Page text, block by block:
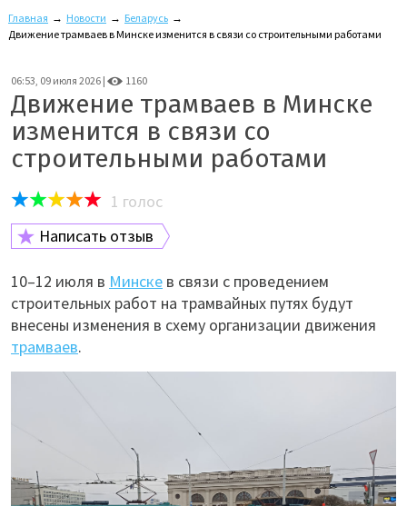
Главная → Новости → Беларусь →
Движение трамваев в Минске изменится в связи со строительными работами
06:53, 09 июля 2026 | 1160
Движение трамваев в Минске
изменится в связи со
строительными работами
1 голос
Написать отзыв
10–12 июля в Минске в связи с проведением
строительных работ на трамвайных путях будут
внесены изменения в схему организации движения
трамваев.